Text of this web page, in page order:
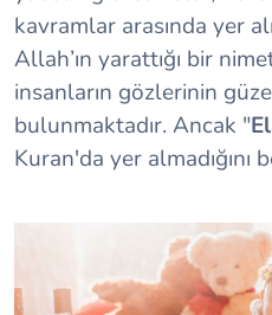
kavramlar arasında yer
Allah’ın yarattığı bir
insanların gözlerinin
bulunmaktadır. Ancak "
Kuran'da yer